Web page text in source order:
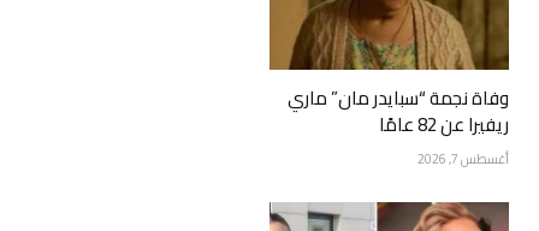
وفاة نجمة “سبايدر مان” ماري
ريفيرا عن 82 عامًا
أغسطس 7, 2026